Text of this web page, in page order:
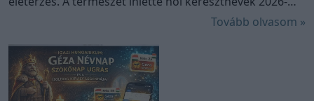
ban népszerűbbek, mint valaha. Legyen szó a kora
az átfogó útmutatóban megtalálod az összes
anyakönyvezhető virágnév gyűjteményét, névnapját és
jelentését.
Tovább olvasom »